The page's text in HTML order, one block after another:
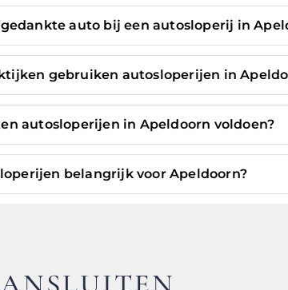
auto bij een autosloperij in
gebruiken autosloperijen in
autosloperijen in Apeldoorn voldoen?
belangrijk voor Apeldoorn?